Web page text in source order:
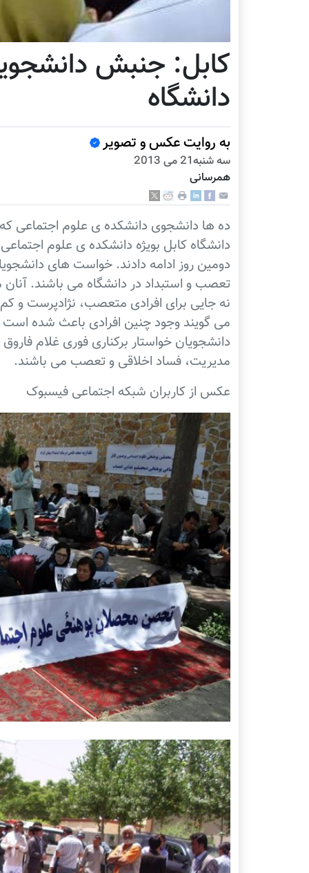
کابل: جنبش
دانشگاه
به روایت عکس و تصویر
سه شنبه21 می 2013
همرسانی
ده ها دانشجوی دانشکده ی علوم اجتماعی
دانشگاه کابل بويژه دانشکده ی علوم
دومین روز ادامه دادند. خواست های
تعصب و استبداد در دانشگاه می باشند.
نه جایی برای افرادی متعصب، نژادپرست و
می گویند وجود چنین افرادی باعث شده است
دانشجویان خواستار برکناری فوری غلام
مدیریت، فساد اخلاقی و تعصب می باشند.
عکس از کاربران شبکه اجتماعی فیسبوک